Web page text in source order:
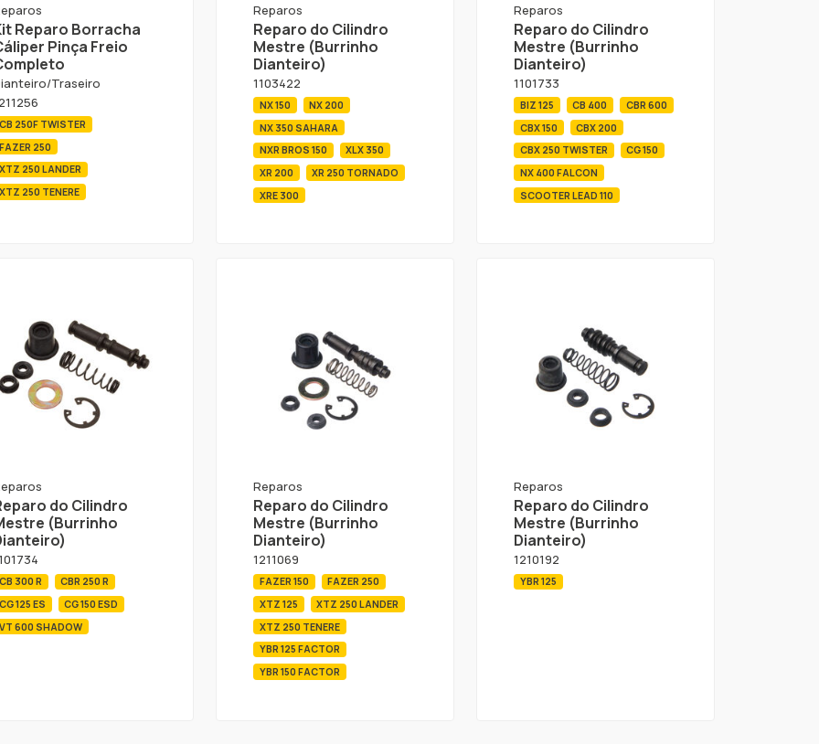
Reparo Borracha
Pinça Freio
Traseiro
CB 250F TWISTER
FAZER 250
XTZ 250 LANDER
XTZ 250 TENERE
Reparos
Reparo do Cilindro
Mestre (Burrinho
Dianteiro)
1103422
NX 150
NX 200
NX 350 SAHARA
NXR BROS 150
XLX 350
XR 200
XR 250 TORNADO
XRE 300
Reparos
Reparo do Cilindro
Mestre (Burrinho
Dianteiro)
1101733
BIZ 125 CB 400
CBR 600
CBX 150
CBX 200
CBX 250 TWISTER
CG 150
NX 400 FALCON
SCOOTER LEAD 110
do Cilindro
(Burrinho
CB 300 R
CBR 250 R
CG 125 ES
CG 150 ESD
VT 600 SHADOW
Reparos
Reparo do Cilindro
Mestre (Burrinho
Dianteiro)
1211069
FAZER 150
FAZER 250
XTZ 125
XTZ 250 LANDER
XTZ 250 TENERE
YBR 125 FACTOR
YBR 150 FACTOR
Reparos
Reparo do Cilindro
Mestre (Burrinho
Dianteiro)
1210192
YBR 125